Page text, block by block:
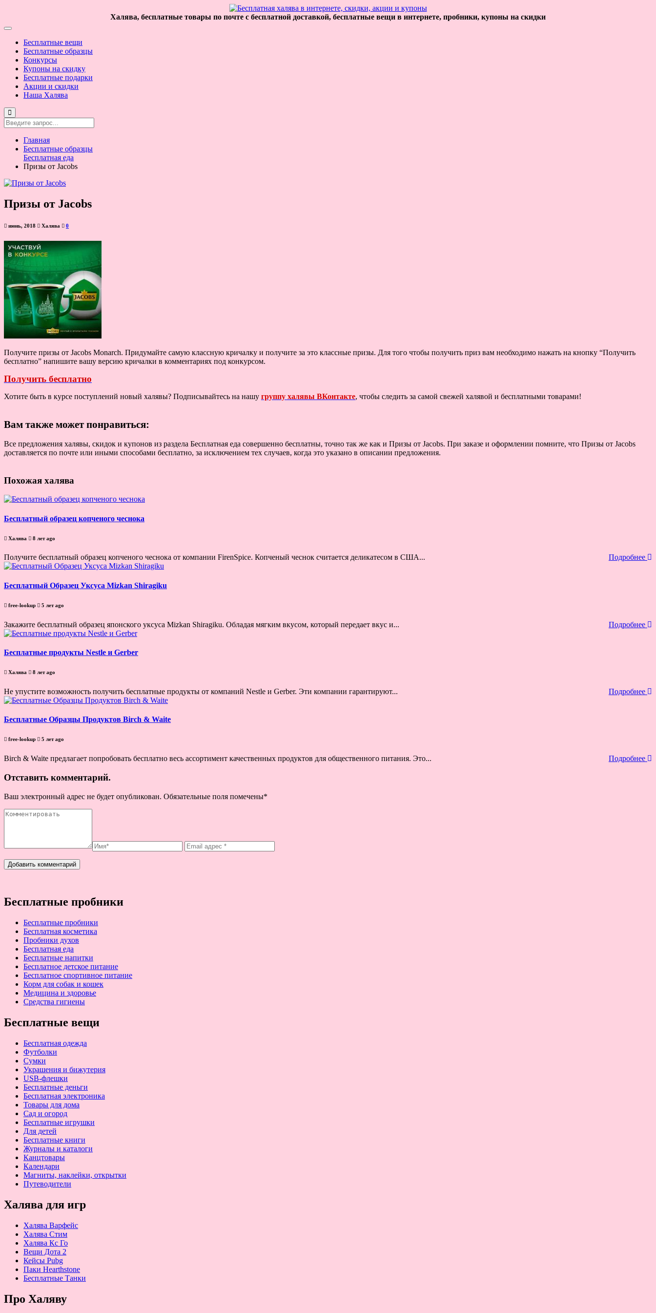
Халява, бесплатные товары по почте с бесплатной доставкой, бесплатные вещи в интернете, пробники, купоны на скидки
Бесплатные вещи
Бесплатные образцы
Конкурсы
Купоны на скидку
Бесплатные подарки
Акции и скидки
Наша Халява
Главная
Бесплатные образцы
Бесплатная еда
Призы от Jacobs
Призы от Jacobs
июнь, 2018 Халява 0
Получите призы от Jacobs Monarch. Придумайте самую классную кричалку и получите за это классные призы. Для того чтобы получить приз вам необходимо нажать на кнопку “Получить
бесплатно” напишите вашу версию кричалки в комментариях под конкурсом.
Получить бесплатно
Хотите быть в курсе поступлений новый халявы? Подписывайтесь на нашу группу халявы ВКонтакте, чтобы следить за самой свежей халявой и бесплатными товарами!
Вам также может понравиться:
Все предложения халявы, скидок и купонов из раздела Бесплатная еда совершенно бесплатны, точно так же как и Призы от Jacobs. При заказе и оформлении помните, что Призы от Jacobs
доставляется по почте или иными способами бесплатно, за исключением тех случаев, когда это указано в описании предложения.
Похожая халява
Бесплатный образец копченого чеснока
Халява 8 лет ago
Получите бесплатный образец копченого чеснока от компании FirenSpice. Копченый чеснок считается деликатесом в США... Подробнее
Бесплатный Образец Уксуса Mizkan Shiragiku
free-lookup 5 лет ago
Закажите бесплатный образец японского уксуса Mizkan Shiragiku. Обладая мягким вкусом, который передает вкус и... Подробнее
Бесплатные продукты Nestle и Gerber
Халява 8 лет ago
Не упустите возможность получить бесплатные продукты от компаний Nestle и Gerber. Эти компании гарантируют... Подробнее
Бесплатные Образцы Продуктов Birch & Waite
free-lookup 5 лет ago
Birch & Waite предлагает попробовать бесплатно весь ассортимент качественных продуктов для общественного питания. Это... Подробнее
Отставить комментарий.
Ваш электронный адрес не будет опубликован. Обязательные поля помечены*
Бесплатные пробники
Бесплатные пробники
Бесплатная косметика
Пробники духов
Бесплатная еда
Бесплатные напитки
Бесплатное детское питание
Бесплатное спортивное питание
Корм для собак и кошек
Медицина и здоровье
Средства гигиены
Бесплатные вещи
Бесплатная одежда
Футболки
Сумки
Украшения и бижутерия
USB-флешки
Бесплатные деньги
Бесплатная электроника
Товары для дома
Сад и огород
Бесплатные игрушки
Для детей
Бесплатные книги
Журналы и каталоги
Канцтовары
Календари
Магниты, наклейки, открытки
Путеводители
Халява для игр
Халява Варфейс
Халява Стим
Халява Кс Го
Вещи Дота 2
Кейсы Pubg
Паки Hearthstone
Бесплатные Танки
Про Халяву